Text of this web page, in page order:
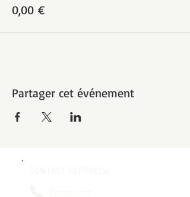
0,00 €
Partager cet événement